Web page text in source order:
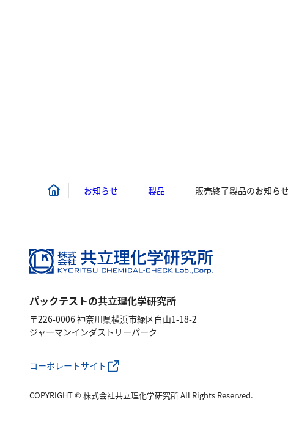
お知らせ 製品 販売終了製品のお知らせ
パックテストの共立理化学研究所
〒226-0006 神奈川県横浜市緑区白山1-18-2
ジャーマンインダストリーパーク
コーポレートサイト
COPYRIGHT © 株式会社共立理化学研究所All Rights Reserved.